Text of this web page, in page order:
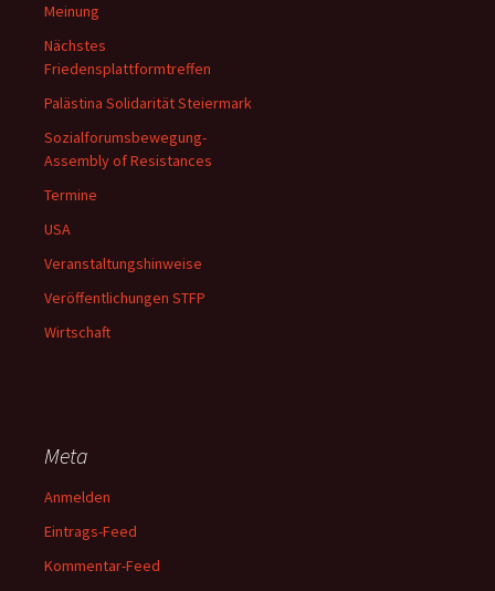
Meinung
Nächstes
Friedensplattformtreffen
Palästina Solidarität Steiermark
Sozialforumsbewegung-
Assembly of Resistances
Termine
USA
Veranstaltungshinweise
Veröffentlichungen STFP
Wirtschaft
Meta
Anmelden
Eintrags-Feed
Kommentar-Feed